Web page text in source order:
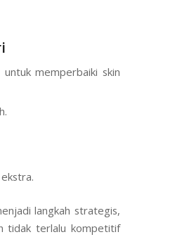
memperbaiki skin
langkah strategis,
tidak terlalu kompetitif